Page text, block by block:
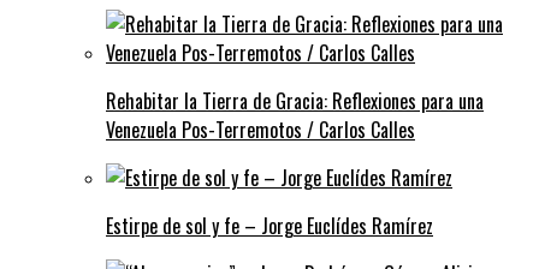
Rehabitar la Tierra de Gracia: Reflexiones para una
Venezuela Pos-Terremotos / Carlos Calles
Estirpe de sol y fe – Jorge Euclídes Ramírez